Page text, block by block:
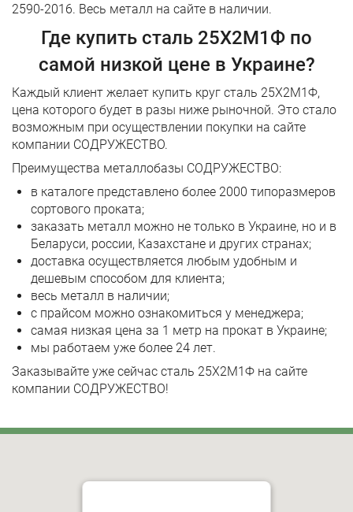
2590-2016. Весь металл на сайте в наличии.
Где купить сталь 25Х2М1Ф по
самой низкой цене в Украине?
Каждый клиент желает купить круг сталь 25Х2М1Ф,
цена которого будет в разы ниже рыночной. Это стало
возможным при осуществлении покупки на сайте
компании СОДРУЖЕСТВО.
Преимущества металлобазы СОДРУЖЕСТВО:
в каталоге представлено более 2000 типоразмеров
сортового проката;
заказать металл можно не только в Украине, но и в
Беларуси, россии, Казахстане и других странах;
доставка осуществляется любым удобным и
дешевым способом для клиента;
весь металл в наличии;
с прайсом можно ознакомиться у менеджера;
самая низкая цена за 1 метр на прокат в Украине;
мы работаем уже более 24 лет.
Заказывайте уже сейчас сталь 25Х2М1Ф на сайте
компании СОДРУЖЕСТВО!